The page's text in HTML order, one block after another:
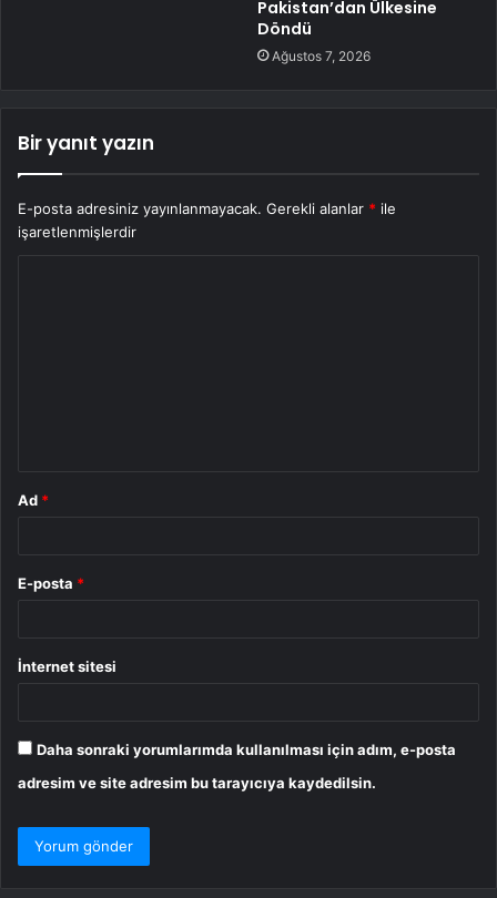
Pakistan’dan Ülkesine
Döndü
Ağustos 7, 2026
Bir yanıt yazın
E-posta adresiniz yayınlanmayacak. Gerekli alanlar * ile
işaretlenmişlerdir
Ad *
E-posta *
İnternet sitesi
Daha sonraki yorumlarımda kullanılması için adım, e-posta
adresim ve site adresim bu tarayıcıya kaydedilsin.